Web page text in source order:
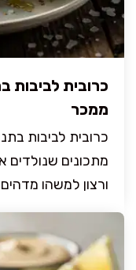
ממכר
מתכונים שנולדים
ורצון למשהו